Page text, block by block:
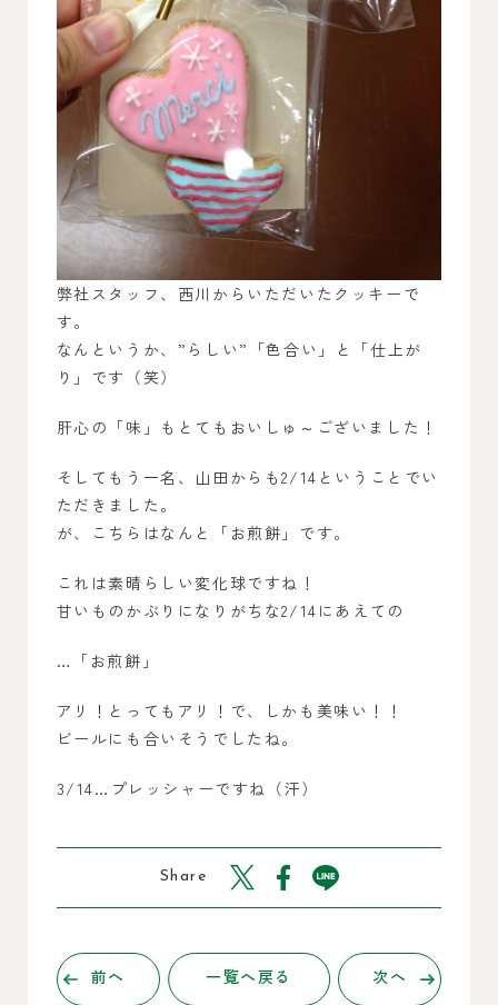
弊社スタッフ、西川からいただいたクッキーで
す。
なんというか、”らしい”「色合い」と「仕上が
り」です（笑）
肝心の「味」もとてもおいしゅ～ございました！
そしてもう一名、山田からも2/14ということでい
ただきました。
が、こちらはなんと「お煎餅」です。
これは素晴らしい変化球ですね！
甘いものかぶりになりがちな2/14にあえての
…「お煎餅」
アリ！とってもアリ！で、しかも美味い！！
ビールにも合いそうでしたね。
3/14…プレッシャーですね（汗）
Share
前へ 一覧へ戻る 次へ